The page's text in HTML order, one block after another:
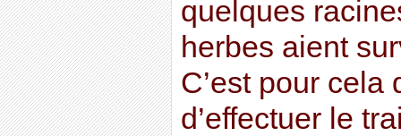
quelques
herbes aient
C’est pour cela
d’effectuer le